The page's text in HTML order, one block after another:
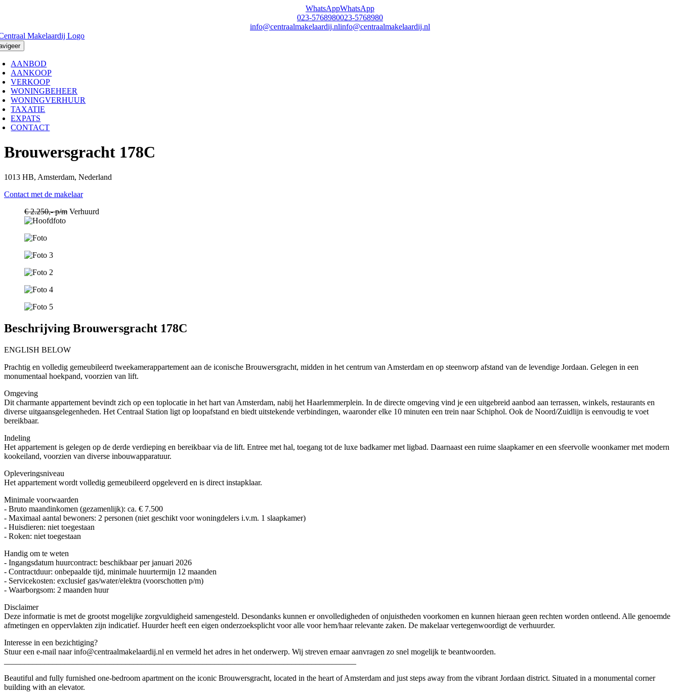
WhatsAppWhatsApp
023-5768980023-5768980
info@centraalmakelaardij.nlinfo@centraalmakelaardij.nl
AANBOD
AANKOOP
VERKOOP
WONINGBEHEER
WONINGVERHUUR
TAXATIE
EXPATS
CONTACT
Brouwersgracht 178C
1013 HB, Amsterdam, Nederland
Contact met de makelaar
€ 2.250,- p/m Verhuurd
Beschrijving Brouwersgracht 178C
ENGLISH BELOW
Prachtig en volledig gemeubileerd tweekamerappartement aan de iconische Brouwersgracht, midden in het centrum van Amsterdam en op steenworp afstand van de levendige Jordaan. Gelegen in een
monumentaal hoekpand, voorzien van lift.
Omgeving
Dit charmante appartement bevindt zich op een toplocatie in het hart van Amsterdam, nabij het Haarlemmerplein. In de directe omgeving vind je een uitgebreid aanbod aan terrassen, winkels, restaurants en
diverse uitgaansgelegenheden. Het Centraal Station ligt op loopafstand en biedt uitstekende verbindingen, waaronder elke 10 minuten een trein naar Schiphol. Ook de Noord/Zuidlijn is eenvoudig te voet
bereikbaar.
Indeling
Het appartement is gelegen op de derde verdieping en bereikbaar via de lift. Entree met hal, toegang tot de luxe badkamer met ligbad. Daarnaast een ruime slaapkamer en een sfeervolle woonkamer met modern
kookeiland, voorzien van diverse inbouwapparatuur.
Opleveringsniveau
Het appartement wordt volledig gemeubileerd opgeleverd en is direct instapklaar.
Minimale voorwaarden
- Bruto maandinkomen (gezamenlijk): ca. € 7.500
- Maximaal aantal bewoners: 2 personen (niet geschikt voor woningdelers i.v.m. 1 slaapkamer)
- Huisdieren: niet toegestaan
- Roken: niet toegestaan
Handig om te weten
- Ingangsdatum huurcontract: beschikbaar per januari 2026
- Contractduur: onbepaalde tijd, minimale huurtermijn 12 maanden
- Servicekosten: exclusief gas/water/elektra (voorschotten p/m)
- Waarborgsom: 2 maanden huur
Disclaimer
Deze informatie is met de grootst mogelijke zorgvuldigheid samengesteld. Desondanks kunnen er onvolledigheden of onjuistheden voorkomen en kunnen hieraan geen rechten worden ontleend. Alle genoemde
afmetingen en oppervlakten zijn indicatief. Huurder heeft een eigen onderzoeksplicht voor alle voor hem/haar relevante zaken. De makelaar vertegenwoordigt de verhuurder.
Interesse in een bezichtiging?
Stuur een e-mail naar info@centraalmakelaardij.nl en vermeld het adres in het onderwerp. Wij streven ernaar aanvragen zo snel mogelijk te beantwoorden.
Beautiful and fully furnished one-bedroom apartment on the iconic Brouwersgracht, located in the heart of Amsterdam and just steps away from the vibrant Jordaan district. Situated in a monumental corner
building with an elevator.